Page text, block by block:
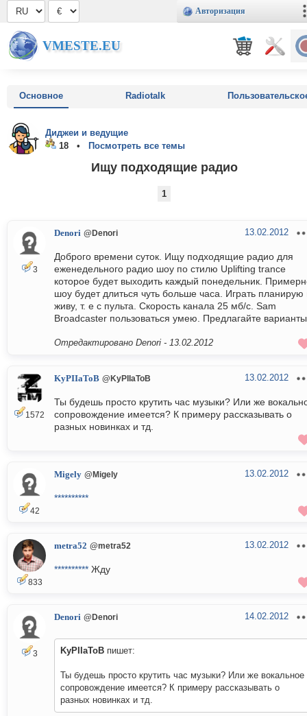
Авторизация
VMESTE.EU
Основное Radiotalk
Диджеи и ведущие
18 •
Посмотреть все темы
Ищу подходящие радио
1
3
Denori @Denori 13.02.2012
Доброго времени суток. Ищу подходящие радио для
еженедельного радио шоу по стилю Uplifting trance
которое будет выходить каждый понедельник.
шоу будет длиться чуть больше часа. Играть планирую
живу, т. е с пульта. Скорость канала 25 мб/с. Sam
Broadcaster пользоваться умею. Предлагайте
Отредактировано Denori - 13.02.2012
1572
KyPIIaToB @KyPIIaToB 13.02.2012
Ты будешь просто крутить час музыки? Или же
сопровождение имеется? К примеру рассказывать о
разных новинках и тд.
42
Migely @Migely 13.02.2012
**********
833
metra52 @metra52 13.02.2012
********** Жду
3
Denori @Denori 14.02.2012
KyPIIaToB пишет:
Ты будешь просто крутить час музыки? Или же вокальное
сопровождение имеется? К примеру рассказывать о
разных новинках и тд.